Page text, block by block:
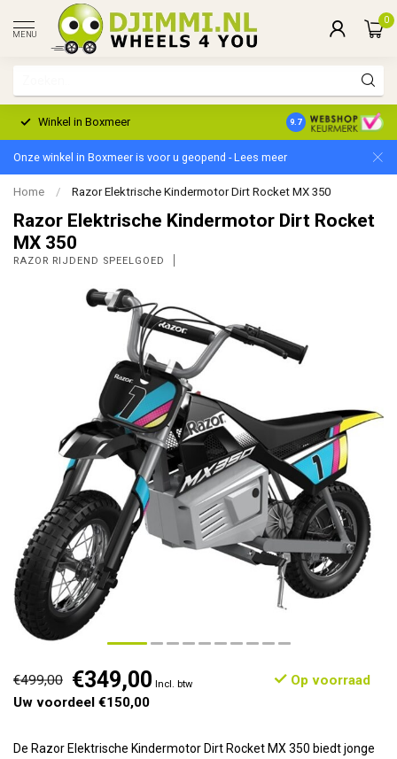
MENU
0
Winkel in Boxmeer 2 Jaar Garantie
9.7
Onze winkel in Boxmeer is voor u geopend - Lees meer
Home / Razor Elektrische Kindermotor Dirt Rocket MX 350
Razor Elektrische Kindermotor Dirt Rocket
MX 350
RAZOR RIJDEND SPEELGOED
€499,00 €349,00 Incl. btw
Op voorraad
Uw voordeel €150,00
De Razor Elektrische Kindermotor Dirt Rocket MX 350 biedt jonge